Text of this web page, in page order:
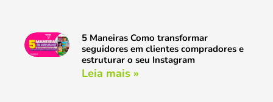
5 Maneiras Como transformar
seguidores em clientes compradores e
estruturar o seu Instagram
Leia mais »